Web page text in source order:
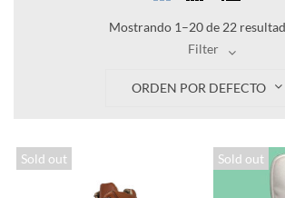
Mostrando 1–20 de 22
Filter
ORDEN POR DEFECTO
Sold out Sold out